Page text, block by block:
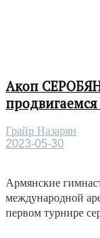
Акоп
Грайр Назарян
2023-05-30
Армянские
международной
первом турнире